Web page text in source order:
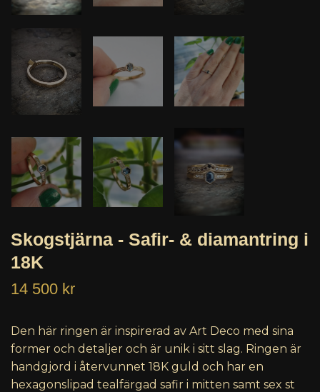
Skogstjärna - Safir- & diamantring i
18K
14 500 kr
Den här ringen är inspirerad av Art Deco med sina
former och detaljer och är unik i sitt slag. Ringen är
handgjord i återvunnet 18K guld och har en
hexagonslipad tealfärgad safir i mitten samt sex st